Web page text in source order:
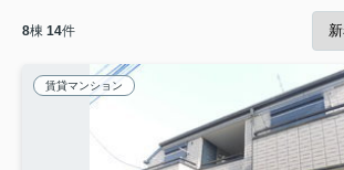
8棟 14件
賃貸マンション